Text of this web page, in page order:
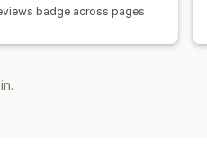
badge across pages